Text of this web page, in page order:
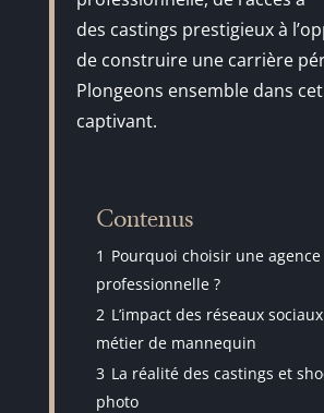
des castings prestigieux à
de construire une carrière
Plongeons ensemble dans
captivant.
Contenus
1 Pourquoi choisir une agence
professionnelle ?
2 L’impact des réseaux
métier de mannequin
3 La réalité des castings et
photo